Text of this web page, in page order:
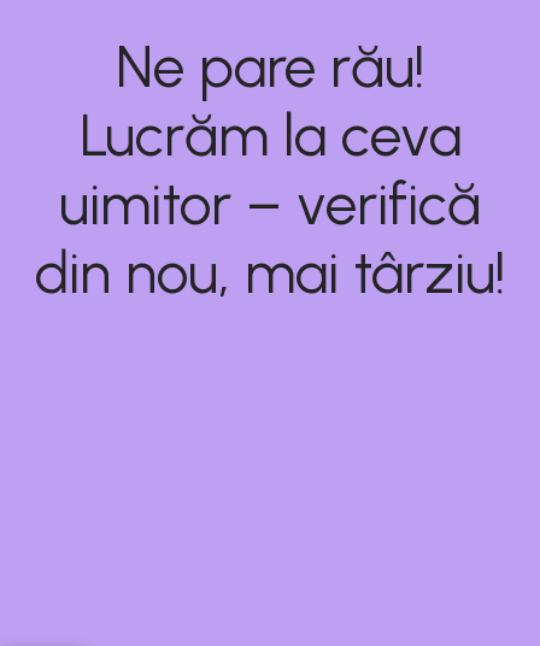
Ne pare rău!
Lucrăm la ceva
uimitor – verifică
din nou, mai târziu!